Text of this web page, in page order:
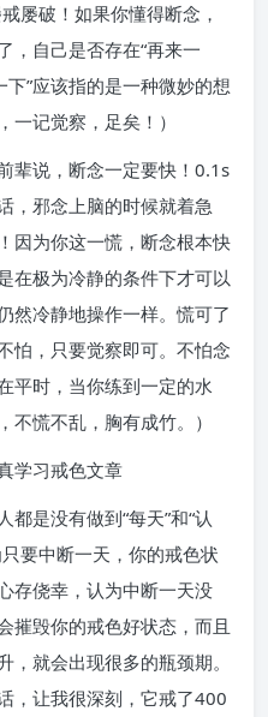
屡破！如果你懂得断念，
，自己是否存在“再来一
下”应该指的是一种微妙的想
一记觉察，足矣！）
辈说，断念一定要快！0.1s
，邪念上脑的时候就着急
因为你这一慌，断念根本快
在极为冷静的条件下才可以
然冷静地操作一样。慌可了
怕，只要觉察即可。不怕念
平时，当你练到一定的水
慌不乱，胸有成竹。）
学习戒色文章
是没有做到“每天”和“认
要中断一天，你的戒色状
存侥幸，认为中断一天没
摧毁你的戒色好状态，而且
就会出现很多的瓶颈期。
，让我很深刻，它戒了400